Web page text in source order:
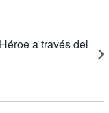
a través del